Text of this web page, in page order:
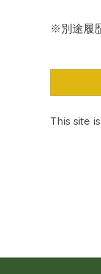
※別途履
This site